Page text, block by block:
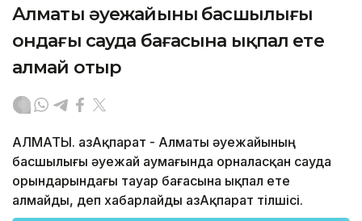
Алматы əуежайының басшылығы
ондағы сауда бағасына ықпал ете
алмай отыр
АЛМАТЫ. ҚазАқпарат - Алматы әуежайының
басшылығы әуежай аумағында орналасқан сауда
орындарындағы тауар бағасына ықпал ете
алмайды, деп хабарлайды ҚазАқпарат тілшісі.